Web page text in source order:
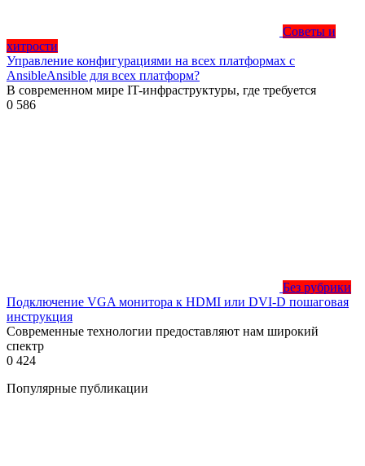
Советы и
хитрости
Управление конфигурациями на всех платформах с
AnsibleAnsible для всех платформ?
В современном мире IT-инфраструктуры, где требуется
0 586
Без рубрики
Подключение VGA монитора к HDMI или DVI-D пошаговая
инструкция
Современные технологии предоставляют нам широкий
спектр
0 424
Популярные публикации